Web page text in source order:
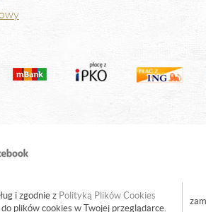
i zgodnie z Polityką Plików Cookies
plików cookies w Twojej przeglądarce.